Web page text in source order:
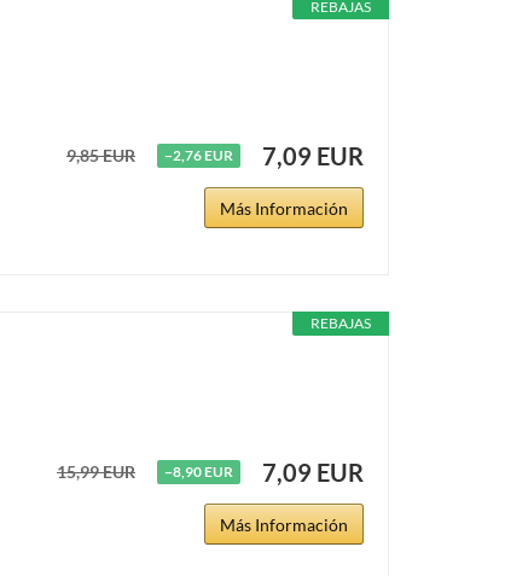
REBAJAS
9,85 EUR −2,76 EUR 7,09 EUR
Más Información
REBAJAS
15,99 EUR −8,90 EUR 7,09 EUR
Más Información